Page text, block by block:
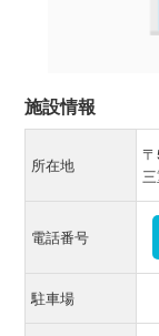
施設情報
所在地
電話番号
駐車場